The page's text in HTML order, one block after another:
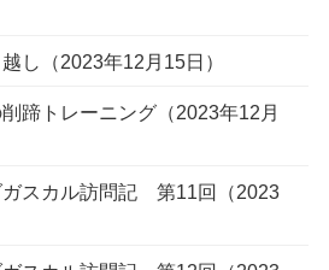
し（2023年12月15日）
蹄トレーニング（2023年12月
スカル訪問記 第11回（2023